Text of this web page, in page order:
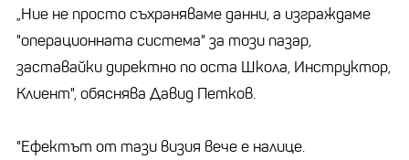
„Ние не просто съхраняваме данни, а изграждаме
"операционната система" за този пазар,
заставайки директно по оста Школа, Инструктор,
Клиент", обяснява Давид Петков.
"Ефектът от тази визия вече е налице.